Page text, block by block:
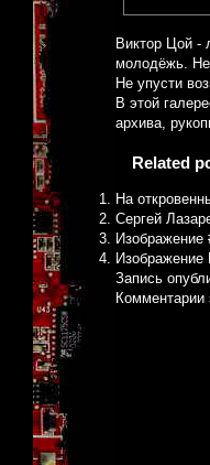
Виктор Цой -
молодёжь. Не
Не упусти
В этой
архива,
Related
На
Сергей
Изображение
Изображение
Запись